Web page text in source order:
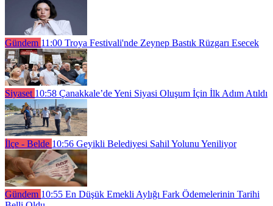
Gündem 11:00 Troya Festivali'nde Zeynep Bastık Rüzgarı Esecek
Siyaset 10:58 Çanakkale’de Yeni Siyasi Oluşum İçin İlk Adım Atıldı
İlçe - Belde 10:56 Geyikli Belediyesi Sahil Yolunu Yeniliyor
Gündem 10:55 En Düşük Emekli Aylığı Fark Ödemelerinin Tarihi